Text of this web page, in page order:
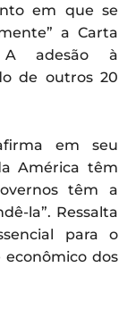
em que se
a Carta
A adesão à
de outros 20
em seu
América têm
têm a
la”. Ressalta
para o
econômico dos